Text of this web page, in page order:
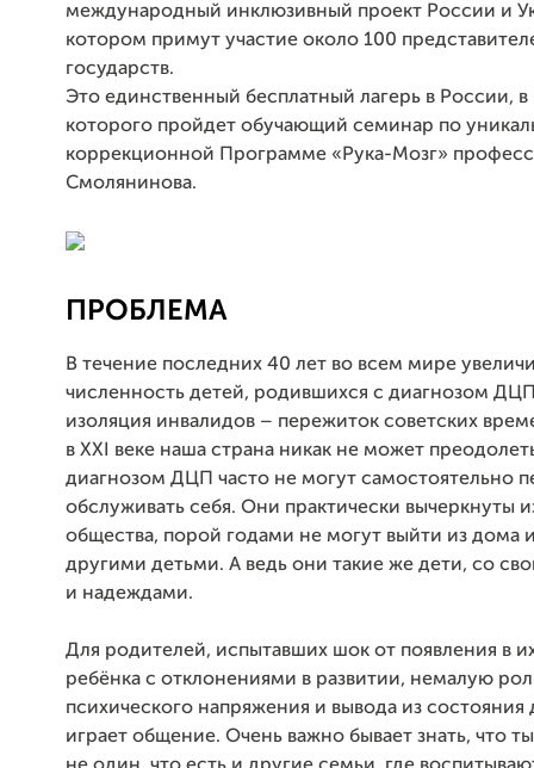
международный инклюзивный проект России и
котором примут участие около 100
государств.
Это единственный бесплатный лагерь в России, в
которого пройдет обучающий семинар по
коррекционной Программе «Рука-Мозг»
Смолянинова.
ПРОБЛЕМА
В течение последних 40 лет во всем мире
численность детей, родившихся с диагнозом
изоляция инвалидов – пережиток советских
в XXI веке наша страна никак не может
диагнозом ДЦП часто не могут самостоятельно
обслуживать себя. Они практически вычеркнуты
общества, порой годами не могут выйти из дома
другими детьми. А ведь они такие же дети, со
и надеждами.
Для родителей, испытавших шок от появления в
ребёнка с отклонениями в развитии, немалую
психического напряжения и вывода из состояния
играет общение. Очень важно бывает знать, что